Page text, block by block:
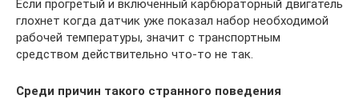
Если прогретый и включенный карбюраторный двигатель
глохнет когда датчик уже показал набор необходимой
рабочей температуры, значит с транспортным
средством действительно что-то не так.
Среди причин такого странного поведения